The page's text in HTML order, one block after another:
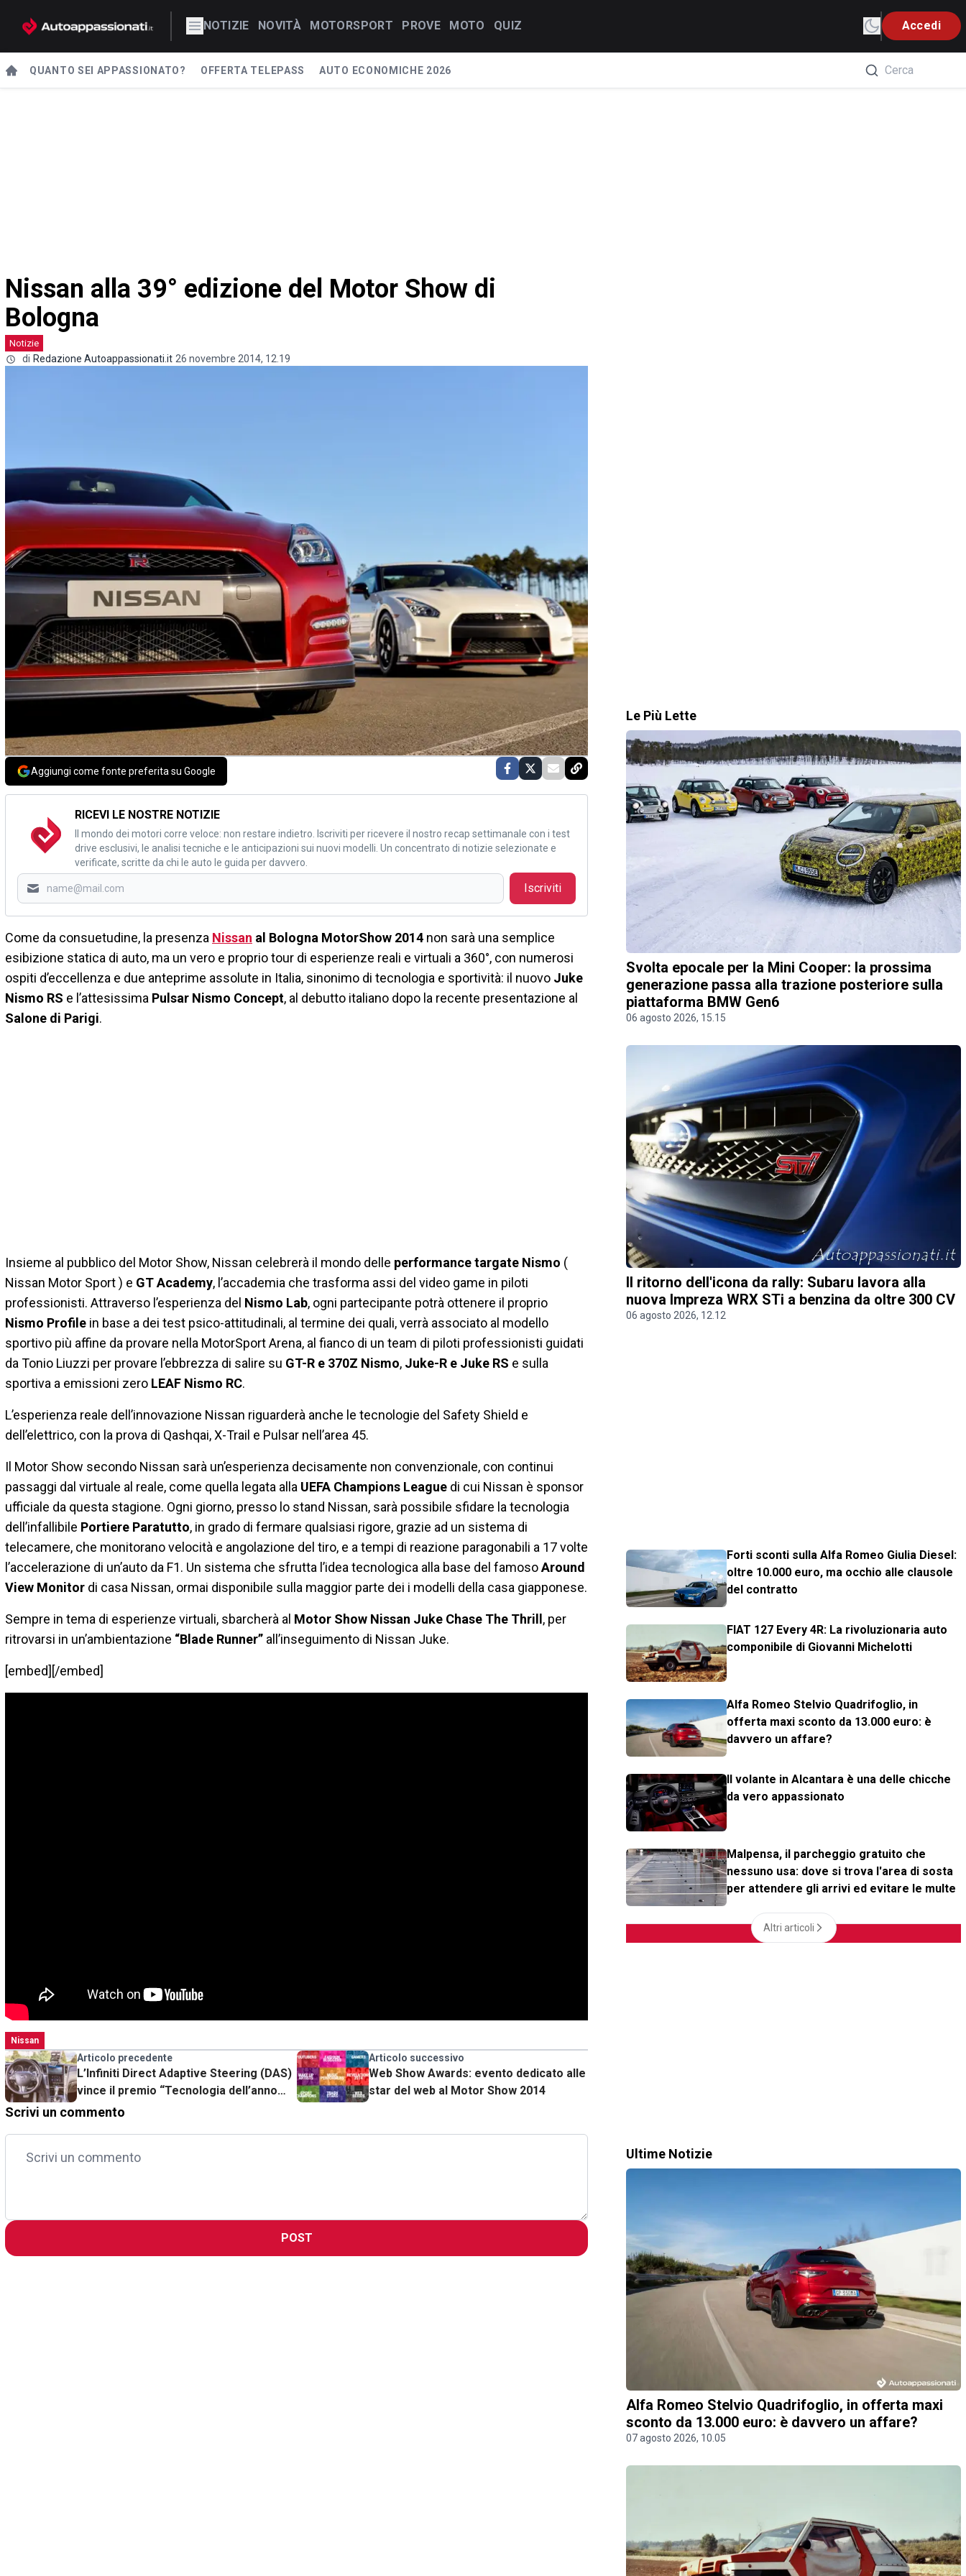
NOTIZIE NOVITÀ MOTORSPORT PROVE MOTO QUIZ Accedi
QUANTO SEI APPASSIONATO? OFFERTA TELEPASS AUTO ECONOMICHE 2026
Nissan alla 39° edizione del Motor Show di
Bologna
Notizie
di Redazione Autoappassionati.it 26 novembre 2014, 12.19
Aggiungi come fonte preferita su Google
RICEVI LE NOSTRE NOTIZIE
Il mondo dei motori corre veloce: non restare indietro. Iscriviti per ricevere il nostro recap settimanale con i test
drive esclusivi, le analisi tecniche e le anticipazioni sui nuovi modelli. Un concentrato di notizie selezionate e
verificate, scritte da chi le auto le guida per davvero.
Iscriviti
Come da consuetudine, la presenza Nissan al Bologna MotorShow 2014 non sarà una semplice
esibizione statica di auto, ma un vero e proprio tour di esperienze reali e virtuali a 360°, con numerosi
ospiti d’eccellenza e due anteprime assolute in Italia, sinonimo di tecnologia e sportività: il nuovo Juke
Nismo RS e l’attesissima Pulsar Nismo Concept, al debutto italiano dopo la recente presentazione al
Salone di Parigi.
Insieme al pubblico del Motor Show, Nissan celebrerà il mondo delle performance targate Nismo (
Nissan Motor Sport ) e GT Academy, l’accademia che trasforma assi del video game in piloti
professionisti. Attraverso l’esperienza del Nismo Lab, ogni partecipante potrà ottenere il proprio
Nismo Profile in base a dei test psico-attitudinali, al termine dei quali, verrà associato al modello
sportivo più affine da provare nella MotorSport Arena, al fianco di un team di piloti professionisti guidati
da Tonio Liuzzi per provare l’ebbrezza di salire su GT-R e 370Z Nismo, Juke-R e Juke RS e sulla
sportiva a emissioni zero LEAF Nismo RC.
L’esperienza reale dell’innovazione Nissan riguarderà anche le tecnologie del Safety Shield e
dell’elettrico, con la prova di Qashqai, X-Trail e Pulsar nell’area 45.
Il Motor Show secondo Nissan sarà un’esperienza decisamente non convenzionale, con continui
passaggi dal virtuale al reale, come quella legata alla UEFA Champions League di cui Nissan è sponsor
ufficiale da questa stagione. Ogni giorno, presso lo stand Nissan, sarà possibile sfidare la tecnologia
dell’infallibile Portiere Paratutto, in grado di fermare qualsiasi rigore, grazie ad un sistema di
telecamere, che monitorano velocità e angolazione del tiro, e a tempi di reazione paragonabili a 17 volte
l’accelerazione di un’auto da F1. Un sistema che sfrutta l’idea tecnologica alla base del famosoAround
View Monitor di casa Nissan, ormai disponibile sulla maggior parte dei i modelli della casa giapponese.
Sempre in tema di esperienze virtuali, sbarcherà al Motor Show Nissan Juke Chase The Thrill, per
ritrovarsi in un’ambientazione “Blade Runner” all’inseguimento di Nissan Juke.
[embed][/embed]
Nissan
Articolo precedente
L’Infiniti Direct Adaptive Steering (DAS)
vince il premio “Tecnologia dell’anno
2014-2015”
Articolo successivo
Web Show Awards: evento dedicato alle
star del web al Motor Show 2014
Scrivi un commento
POST
Le Più Lette
Svolta epocale per la Mini Cooper: la prossima
generazione passa alla trazione posteriore sulla
piattaforma BMW Gen6
06 agosto 2026, 15.15
Il ritorno dell'icona da rally: Subaru lavora alla
nuova Impreza WRX STi a benzina da oltre 300 CV
06 agosto 2026, 12.12
Forti sconti sulla Alfa Romeo Giulia Diesel:
oltre 10.000 euro, ma occhio alle clausole
del contratto
FIAT 127 Every 4R: La rivoluzionaria auto
componibile di Giovanni Michelotti
Alfa Romeo Stelvio Quadrifoglio, in
offerta maxi sconto da 13.000 euro: è
davvero un affare?
Il volante in Alcantara è una delle chicche
da vero appassionato
Malpensa, il parcheggio gratuito che
nessuno usa: dove si trova l'area di sosta
per attendere gli arrivi ed evitare le multe
Altri articoli
Ultime Notizie
Alfa Romeo Stelvio Quadrifoglio, in offerta maxi
sconto da 13.000 euro: è davvero un affare?
07 agosto 2026, 10.05